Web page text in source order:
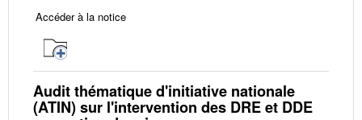
Accéder à la notice
Audit thématique d'initiative nationale
(ATIN) sur l'intervention des DRE et DDE